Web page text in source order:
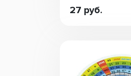
27 руб.